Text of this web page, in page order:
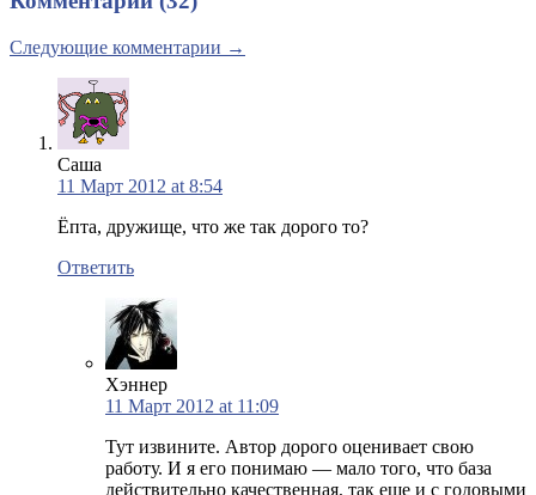
Следующие комментарии →
Саша
11 Март 2012 at 8:54
Ёпта, дружище, что же так дорого то?
Ответить
Хэннер
11 Март 2012 at 11:09
Тут извините. Автор дорого оценивает свою
работу. И я его понимаю — мало того, что база
действительно качественная, так еще и с годовыми